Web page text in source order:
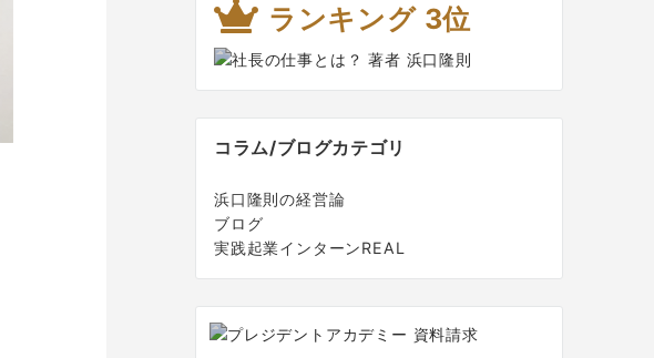
ランキング 3位
コラム/ブログカテゴリ
浜口隆則の経営論
ブログ
実践起業インターンREAL